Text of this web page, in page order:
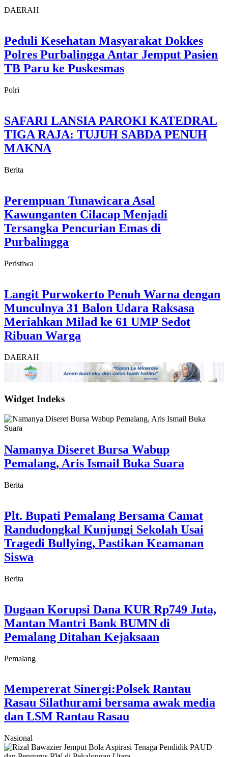
DAERAH
Peduli Kesehatan Masyarakat Dokkes
Polres Purbalingga Antar Jemput Pasien
TB Paru ke Puskesmas
Polri
SAFARI LANSIA PAROKI KATEDRAL
TIGA RAJA: TUJUH SABDA PENUH
MAKNA
Berita
Perempuan Tunawicara Asal
Kawunganten Cilacap Menjadi
Tersangka Pencurian Emas di
Purbalingga
Peristiwa
Langit Purwokerto Penuh Warna dengan
Munculnya 31 Balon Udara Raksasa
Meriahkan Milad ke 61 UMP Sedot
Ribuan Warga
DAERAH
Widget Indeks
Namanya Diseret Bursa Wabup
Pemalang, Aris Ismail Buka Suara
Berita
Plt. Bupati Pemalang Bersama Camat
Randudongkal Kunjungi Sekolah Usai
Tragedi Bullying, Pastikan Keamanan
Siswa
Berita
Dugaan Korupsi Dana KUR Rp749 Juta,
Mantan Mantri Bank BUMN di
Pemalang Ditahan Kejaksaan
Pemalang
Mempererat Sinergi:Polsek Rantau
Rasau Silathurami bersama awak media
dan LSM Rantau Rasau
Nasional